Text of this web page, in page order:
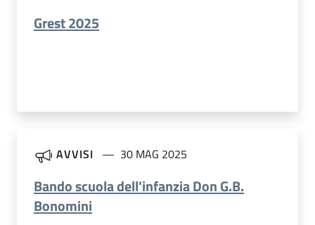
Grest 2025
AVVISI 30 MAG 2025
Bando scuola dell'infanzia Don G.B.
Bonomini